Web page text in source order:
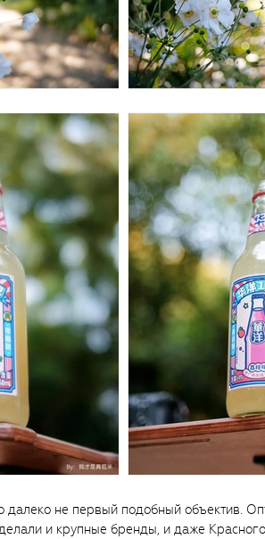
далеко не первый подобный объектив.
и крупные бренды, и даже